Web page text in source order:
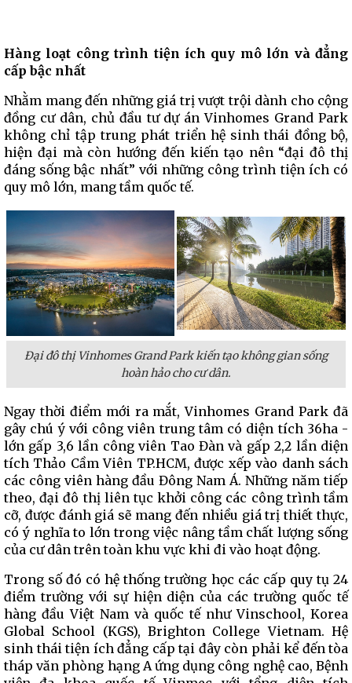
Hàng loạt công trình tiện ích quy mô lớn và đẳng
cấp bậc nhất
Nhằm mang đến những giá trị vượt trội dành cho cộng
đồng cư dân, chủ đầu tư dự án Vinhomes Grand Park
không chỉ tập trung phát triển hệ sinh thái đồng bộ,
hiện đại mà còn hướng đến kiến tạo nên “đại đô thị
đáng sống bậc nhất” với những công trình tiện ích có
quy mô lớn, mang tầm quốc tế.
Đại đô thị Vinhomes Grand Park kiến tạo không gian sống
hoàn hảo cho cư dân.
Ngay thời điểm mới ra mắt, Vinhomes Grand Park đã
gây chú ý với công viên trung tâm có diện tích 36ha -
lớn gấp 3,6 lần công viên Tao Đàn và gấp 2,2 lần diện
tích Thảo Cầm Viên TP.HCM, được xếp vào danh sách
các công viên hàng đầu Đông Nam Á. Những năm tiếp
theo, đại đô thị liên tục khởi công các công trình tầm
cỡ, được đánh giá sẽ mang đến nhiều giá trị thiết thực,
có ý nghĩa to lớn trong việc nâng tầm chất lượng sống
của cư dân trên toàn khu vực khi đi vào hoạt động.
Trong số đó có hệ thống trường học các cấp quy tụ 24
điểm trường với sự hiện diện của các trường quốc tế
hàng đầu Việt Nam và quốc tế như Vinschool, Korea
Global School (KGS), Brighton College Vietnam. Hệ
sinh thái tiện ích đẳng cấp tại đây còn phải kể đến tòa
tháp văn phòng hạng A ứng dụng công nghệ cao, Bệnh